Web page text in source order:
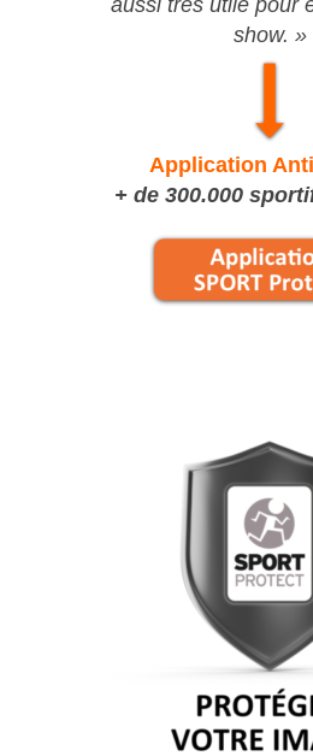
aussi très utile pour
show. »
Application
+ de 300.000